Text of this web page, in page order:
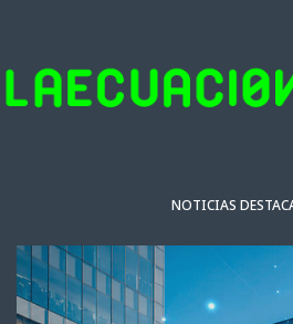
NOTICIAS